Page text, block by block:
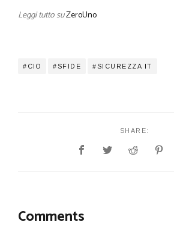
Leggi tutto suZeroUno
CIO SFIDE SICUREZZA IT
SHARE:
Comments